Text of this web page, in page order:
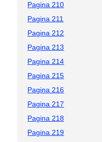
Pagina 210
Pagina 211
Pagina 212
Pagina 213
Pagina 214
Pagina 215
Pagina 216
Pagina 217
Pagina 218
Pagina 219